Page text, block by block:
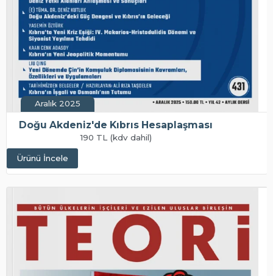
Aralık 2025
Doğu Akdeniz'de Kıbrıs Hesaplaşması
190 TL (kdv dahil)
Ürünü İncele